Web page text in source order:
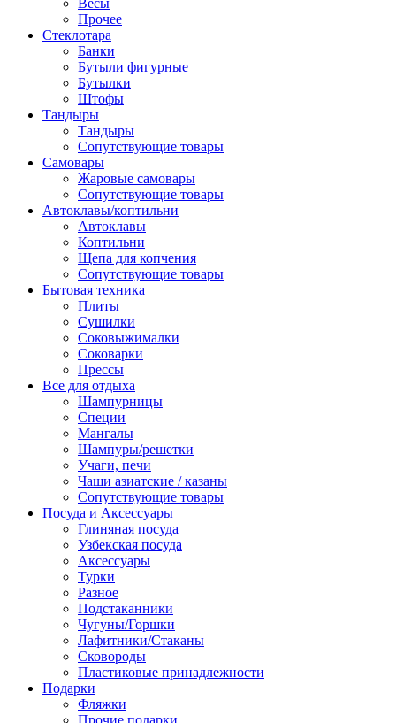
Весы
Прочее
Стеклотара
Банки
Бутыли фигурные
Бутылки
Штофы
Тандыры
Тандыры
Сопутствующие товары
Самовары
Жаровые самовары
Сопутствующие товары
Автоклавы/коптильни
Автоклавы
Коптильни
Щепа для копчения
Сопутствующие товары
Бытовая техника
Плиты
Сушилки
Соковыжималки
Соковарки
Прессы
Все для отдыха
Шампурницы
Специи
Мангалы
Шампуры/решетки
Учаги, печи
Чаши азиатские / казаны
Сопутствующие товары
Посуда и Аксессуары
Глиняная посуда
Узбекская посуда
Аксессуары
Турки
Разное
Подстаканники
Чугуны/Горшки
Лафитники/Стаканы
Сковороды
Пластиковые принадлежности
Подарки
Фляжки
Прочие подарки